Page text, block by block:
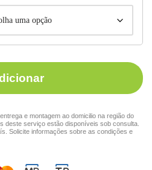
e montagem ao domicilio na região do
deste serviço estão disponíveis sob consulta.
Solicite informações sobre as condições e